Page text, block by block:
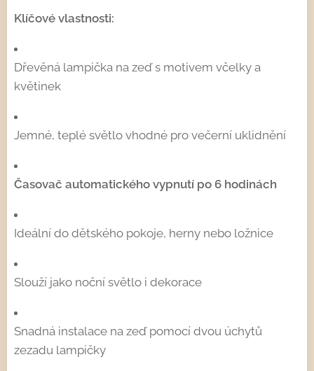
Klíčové vlastnosti:
Dřevěná lampička na zeď s motivem včelky a
květinek
Jemné, teplé světlo vhodné pro večerní uklidnění
Časovač automatického vypnutí po 6 hodinách
Ideální do dětského pokoje, herny nebo ložnice
Slouží jako noční světlo i dekorace
Snadná instalace na zeď pomocí dvou úchytů
zezadu lampičky